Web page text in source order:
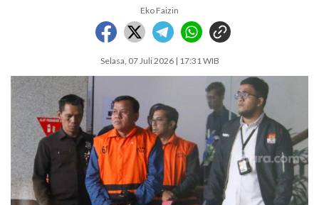
Eko Faizin
Selasa, 07 Juli 2026 | 17:31 WIB